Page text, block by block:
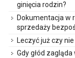
ginięcia rodzin?
Dokumentacja w
sprzedaży
Leczyć już czy
Gdy głód zagląda